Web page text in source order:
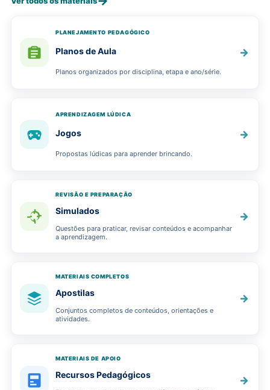
PLANEJAMENTO PEDAGÓGICO
Planos de Aula
Planos organizados por disciplina, etapa e ano/série.
→
APRENDIZAGEM LÚDICA
Jogos
Propostas lúdicas para aprender brincando.
→
REVISÃO E PREPARAÇÃO
Simulados
Questões para praticar, revisar conteúdos e acompanhar
a aprendizagem.
→
MATERIAIS COMPLETOS
Apostilas
Conjuntos completos de conteúdos, orientações e
atividades.
→
MATERIAIS DE APOIO
Recursos Pedagógicos →